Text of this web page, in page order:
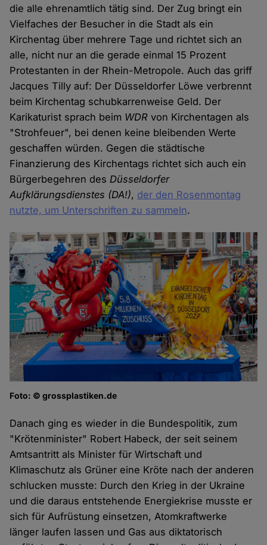
die alle ehrenamtlich tätig sind. Der Zug bringt ein
Vielfaches der Besucher in die Stadt als ein
Kirchentag über mehrere Tage und richtet sich an
alle, nicht nur an die gerade einmal 15 Prozent
Protestanten in der Rhein-Metropole. Auch das griff
Jacques Tilly auf: Der Düsseldorfer Löwe verbrennt
beim Kirchentag schubkarrenweise Geld. Der
Karikaturist sprach beim WDR von Kirchentagen als
"Strohfeuer", bei denen keine bleibenden Werte
geschaffen würden. Gegen die städtische
Finanzierung des Kirchentags richtet sich auch ein
Bürgerbegehren desDüsseldorfer
Aufklärungsdienstes (DA!), der den Rosenmontag
nutzte, um Unterschriften zu sammeln.
Foto: © grossplastiken.de
Danach ging es wieder in die Bundespolitik, zum
"Krötenminister" Robert Habeck, der seit seinem
Amtsantritt als Minister für Wirtschaft und
Klimaschutz als Grüner eine Kröte nach der anderen
schlucken musste: Durch den Krieg in der Ukraine
und die daraus entstehende Energiekrise musste er
sich für Aufrüstung einsetzen, Atomkraftwerke
länger laufen lassen und Gas aus diktatorisch